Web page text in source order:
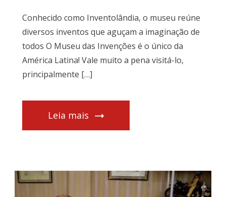
Conhecido como Inventolândia, o museu reúne
diversos inventos que aguçam a imaginação de
todos O Museu das Invenções é o único da
América Latina! Vale muito a pena visitá-lo,
principalmente […]
Leia mais